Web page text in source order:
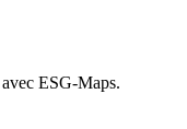
ESG-Maps.